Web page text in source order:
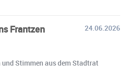
Frantzen
24.06.2026
Stimmen aus dem Stadtrat